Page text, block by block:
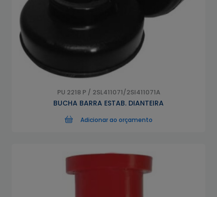
PU 2218 P / 2SL411071/2Sl411071A
BUCHA BARRA ESTAB. DIANTEIRA
Adicionar ao orçamento